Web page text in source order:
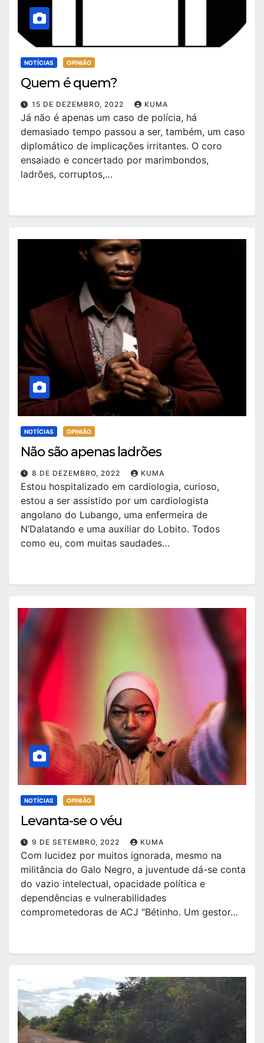
NOTÍCIAS OPINIÃO
Quem é quem?
15 DE DEZEMBRO, 2022 KUMA
Já não é apenas um caso de polícia, há
demasiado tempo passou a ser, também, um caso
diplomático de implicações irritantes. O coro
ensaiado e concertado por marimbondos,
ladrões, corruptos,…
NOTÍCIAS OPINIÃO
Não são apenas ladrões
8 DE DEZEMBRO, 2022 KUMA
Estou hospitalizado em cardiologia, curioso,
estou a ser assistido por um cardiologista
angolano do Lubango, uma enfermeira de
N’Dalatando e uma auxiliar do Lobito. Todos
como eu, com muitas saudades…
NOTÍCIAS OPINIÃO
Levanta-se o véu
9 DE SETEMBRO, 2022 KUMA
Com lucidez por muitos ignorada, mesmo na
militância do Galo Negro, a juventude dá-se conta
do vazio intelectual, opacidade política e
dependências e vulnerabilidades
comprometedoras de ACJ “Bétinho. Um gestor…